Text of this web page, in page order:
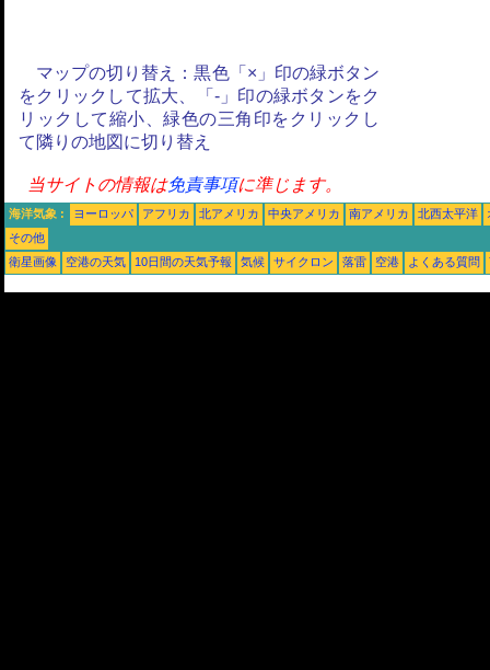
マップの切り替え：黒色「×」印の緑ボタン
をクリックして拡大、「-」印の緑ボタンをク
リックして縮小、緑色の三角印をクリックし
て隣りの地図に切り替え
当サイトの情報は免責事項に準じます。
海洋気象 : ヨーロッパ アフリカ 北アメリカ 中央アメリカ 南アメリカ 北西太平洋
その他
衛星画像
空港の天気 10日間の天気予報 気候 サイクロン 落雷 空港 よくある質問